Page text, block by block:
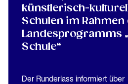
künstlerisch-
Schulen im Rahmen
Landesprogramms
Schule“
Der Runderlass informiert über